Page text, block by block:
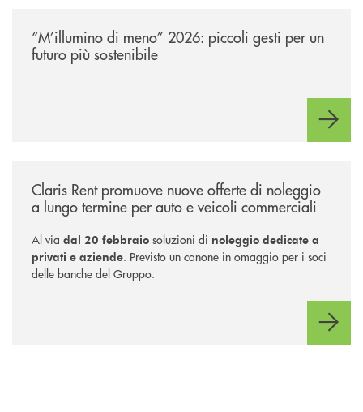
“M’illumino di meno” 2026: piccoli gesti per un
futuro più sostenibile
Claris Rent promuove nuove offerte di noleggio
a lungo termine per auto e veicoli commerciali
Al via dal 20 febbraio soluzioni di noleggio dedicate a
privati e aziende. Previsto un canone in omaggio per i soci
delle banche del Gruppo.